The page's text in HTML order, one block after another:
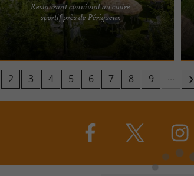
Restaurant convivial au cadre
sportif près de Périgueux
La Bandeja café, bar et tapas à toute heure, juste
à côté de Périgueux La Bandeja se trouve à
2 3 4 5 6 7 8 9